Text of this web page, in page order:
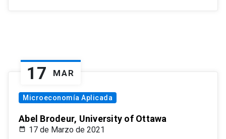
17 MAR
Microeconomía Aplicada
Abel Brodeur, University of Ottawa
17 de Marzo de 2021